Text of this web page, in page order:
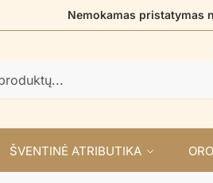
Nemokamas pristatymas
ŠVENTINĖ ATRIBUTIKA